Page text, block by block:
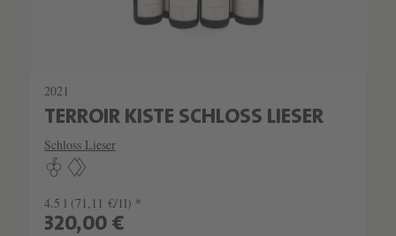
2021
TERROIR KISTE SCHLOSS LIESER
Schloss Lieser
4.5 l (71,11 €/1l) *
320,00 €